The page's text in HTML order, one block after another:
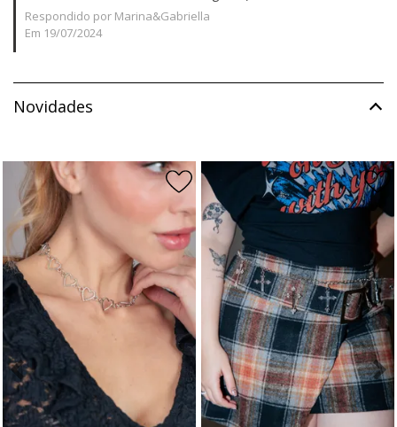
Respondido por Marina&Gabriella
Em 19/07/2024
Novidades